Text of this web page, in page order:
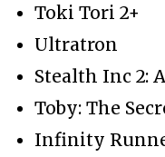
Toki Tori 2+
Ultratron
Stealth Inc 2:
Toby: The
Infinity